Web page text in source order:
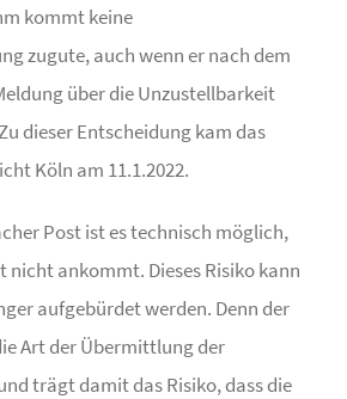
kommt keine
zugute, auch wenn er nach dem
über die Unzustellbarkeit
dieser Entscheidung kam das
Köln am 11.1.2022.
Post ist es technisch möglich,
nicht ankommt. Dieses Risiko kann
aufgebürdet werden. Denn der
Art der Übermittlung der
trägt damit das Risiko, dass die